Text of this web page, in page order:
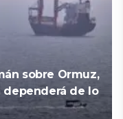
sobre Ormuz,
dependerá de lo